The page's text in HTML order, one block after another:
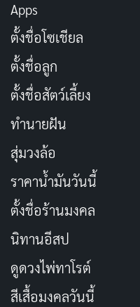
อาชีพ
ค่ายที่เกี่ยวข้อง
เอเจนซี่
สถานะปัจจุบัน
ช่องทางติดตาม
Apps
ตั้งชื่อโซเชียล
ตั้งชื่อลูก
ตั้งชื่อสัตว์เลี้ยง
ทำนายฝัน
สุ่มวงล้อ
ราคาน้ำมันวันนี้
ตั้งชื่อร้านมงคล
นิทานอีสป
ดูดวงไพ่ทาโรต์
สีเสื้อมงคลวันนี้